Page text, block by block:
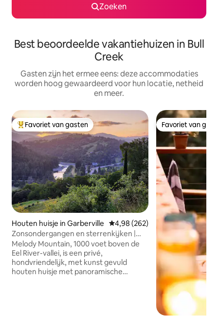
Zoeken
Best beoordeelde vakantiehuizen in Bull
Creek
Gasten zijn het ermee eens: deze accommodaties
worden hoog gewaardeerd voor hun locatie, netheid
en meer.
Topfavoriet van gasten
Favoriet van gasten
Houten huisje in Garberville Gemiddelde beoordeling van
4,98 (262)
Zonsondergangen en sterrenkijken |
Privé en kunstzinnig | Bubbelbad!
Melody Mountain, 1000 voet boven de
Eel River-vallei, is een privé,
hondvriendelijk, met kunst gevuld
houten huisje met panoramische
Favoriet van
Favoriet van